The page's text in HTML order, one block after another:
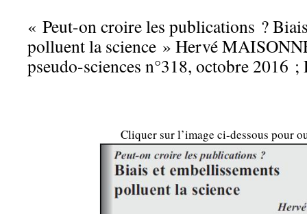
« Peut-on croire les publications ?
polluent la science » Hervé
pseudo-sciences n°318, octobre 2016 ;
Cliquer sur l’image ci-dessous pour